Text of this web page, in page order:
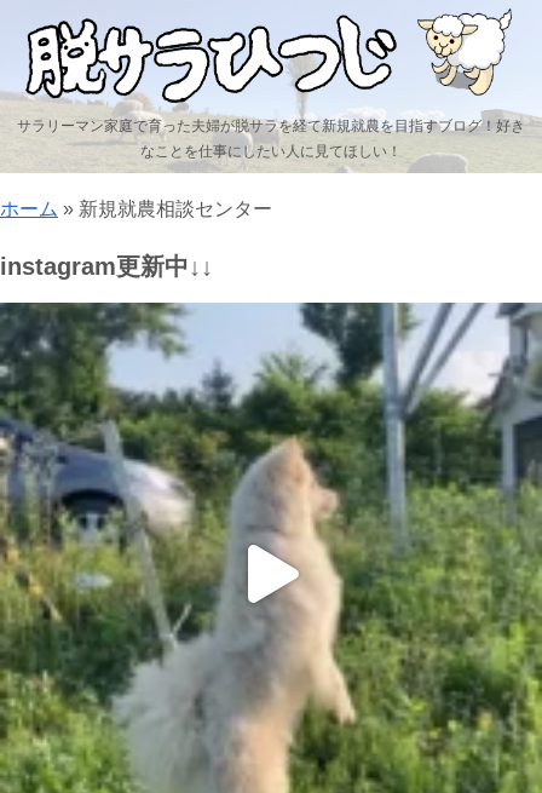
サラリーマン家庭で育った夫婦が脱サラを経て新規就農を目指すブログ！好き
なことを仕事にしたい人に見てほしい！
ホーム » 新規就農相談センター
instagram更新中↓↓